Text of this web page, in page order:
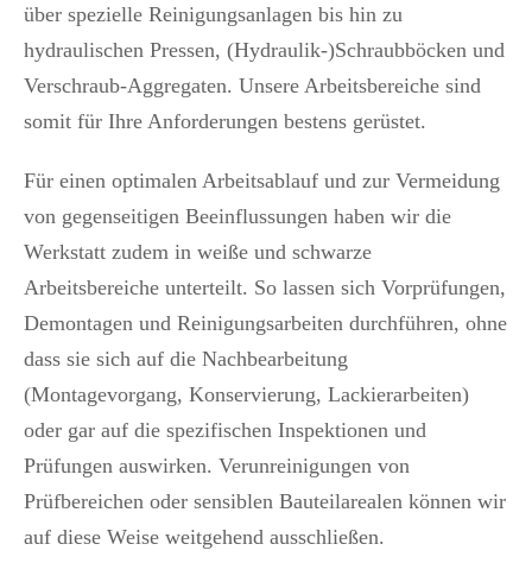
über spezielle Reinigungsanlagen bis hin zu
hydraulischen Pressen, (Hydraulik-)Schraubböcken und
Verschraub-Aggregaten. Unsere Arbeitsbereiche sind
somit für Ihre Anforderungen bestens gerüstet.
Für einen optimalen Arbeitsablauf und zur Vermeidung
von gegenseitigen Beeinflussungen haben wir die
Werkstatt zudem in weiße und schwarze
Arbeitsbereiche unterteilt. So lassen sich Vorprüfungen,
Demontagen und Reinigungsarbeiten durchführen, ohne
dass sie sich auf die Nachbearbeitung
(Montagevorgang, Konservierung, Lackierarbeiten)
oder gar auf die spezifischen Inspektionen und
Prüfungen auswirken. Verunreinigungen von
Prüfbereichen oder sensiblen Bauteilarealen können wir
auf diese Weise weitgehend ausschließen.